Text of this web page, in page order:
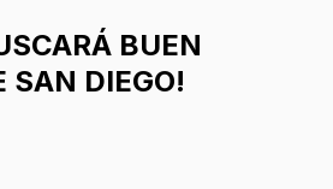
BUEN
SAN DIEGO!